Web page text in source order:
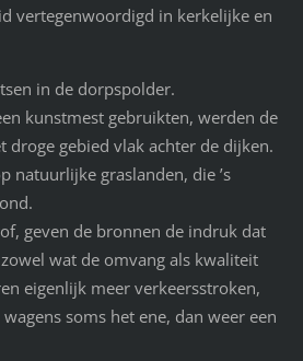
vertegenwoordigd in kerkelijke en
in de dorpspolder.
kunstmest gebruikten, werden de
droge gebied vlak achter de dijken.
natuurlijke graslanden, die ’s
geven de bronnen de indruk dat
wat de omvang als kwaliteit
eigenlijk meer verkeersstroken,
soms het ene, dan weer een